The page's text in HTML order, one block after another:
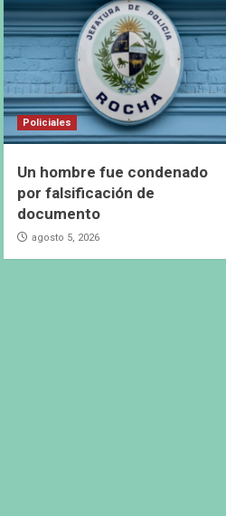
Policiales
Un hombre fue condenado
por falsificación de
documento
agosto 5, 2026